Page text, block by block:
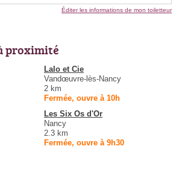
Éditer les informations de mon toiletteur
proximité
Lalo et Cie
Vandœuvre-lès-Nancy
2 km
Fermée, ouvre à 10h
Les Six Os d'Or
Nancy
2.3 km
Fermée, ouvre à 9h30